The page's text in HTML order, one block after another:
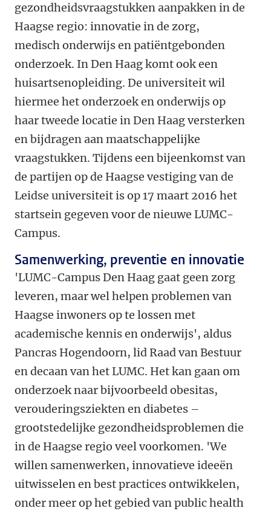
gezondheidsvraagstukken aanpakken in de
Haagse regio: innovatie in de zorg,
medisch onderwijs en patiëntgebonden
onderzoek. In Den Haag komt ook een
huisartsenopleiding. De universiteit wil
hiermee het onderzoek en onderwijs op
haar tweede locatie in Den Haag versterken
en bijdragen aan maatschappelijke
vraagstukken. Tijdens een bijeenkomst van
de partijen op de Haagse vestiging van de
Leidse universiteit is op 17 maart 2016 het
startsein gegeven voor de nieuwe LUMC-
Campus.
Samenwerking, preventie en innovatie
'LUMC-Campus Den Haag gaat geen zorg
leveren, maar wel helpen problemen van
Haagse inwoners op te lossen met
academische kennis en onderwijs', aldus
Pancras Hogendoorn, lid Raad van Bestuur
en decaan van het LUMC. Het kan gaan om
onderzoek naar bijvoorbeeld obesitas,
verouderingsziekten en diabetes –
grootstedelijke gezondheidsproblemen die
in de Haagse regio veel voorkomen. 'We
willen samenwerken, innovatieve ideeën
uitwisselen en best practices ontwikkelen,
onder meer op het gebied van public health